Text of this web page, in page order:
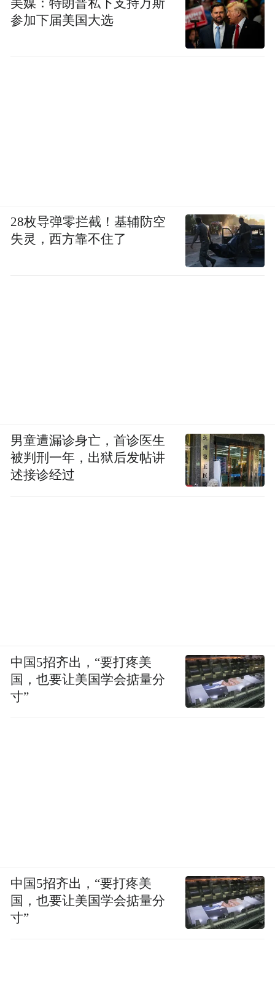
美媒：特朗普私下支持万斯
参加下届美国大选
28枚导弹零拦截！基辅防空
失灵，西方靠不住了
男童遭漏诊身亡，首诊医生
被判刑一年，出狱后发帖讲
述接诊经过
中国5招齐出，“要打疼美
国，也要让美国学会掂量分
寸”
中国5招齐出，“要打疼美
国，也要让美国学会掂量分
寸”